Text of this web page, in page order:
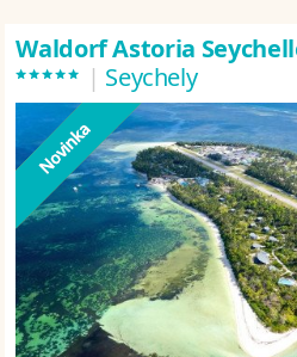
Waldorf Astoria
***** | Seychely